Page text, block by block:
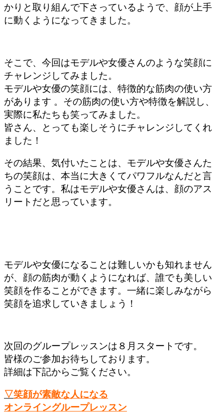
かりと取り組んで下さっているようで、顔が上手
に動くようになってきました。
そこで、今回はモデルや女優さんのような笑顔に
チャレンジしてみました。
モデルや女優の笑顔には、特徴的な筋肉の使い方
があります 。その筋肉の使い方や特徴を解説し、
実際に私たちも笑ってみました。
皆さん、とっても楽しそうにチャレンジしてくれ
ました！
その結果、気付いたことは、モデルや女優さんた
ちの笑顔は、本当に大きくてパワフルなんだと言
うことです。私はモデルや女優さんは、顔のアス
リートだと思っています。
モデルや女優になることは難しいかも知れません
が、顔の筋肉が動くようになれば、誰でも美しい
笑顔を作ることができます。一緒に楽しみながら
笑顔を追求していきましょう！
次回のグループレッスンは８月スタートです。
皆様のご参加お待ちしております。
詳細は下記からご覧ください。
▽笑顔が素敵な人になる
オンライングループレッスン